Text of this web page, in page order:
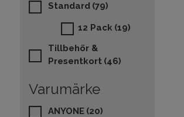
Standard (79)
12 Pack (19)
Tillbehör &
Presentkort (46)
Varumärke
ANYONE (20)